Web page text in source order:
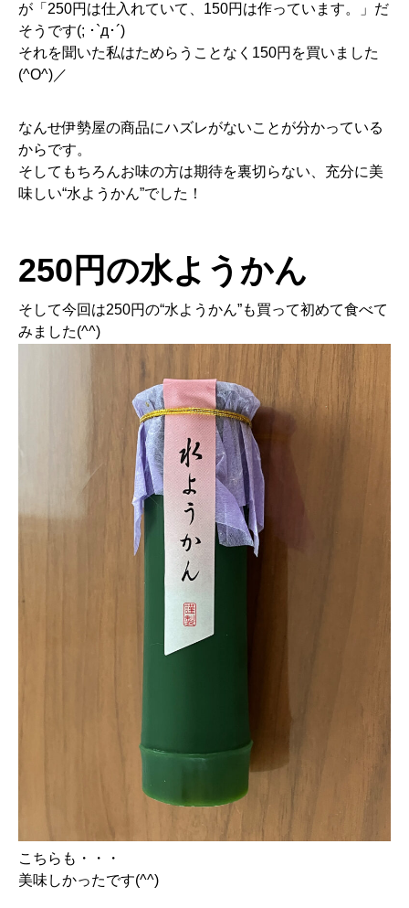
が「250円は仕入れていて、150円は作っています。」だ
そうです(; ･`д･´)
それを聞いた私はためらうことなく150円を買いました
(^O^)／
なんせ伊勢屋の商品にハズレがないことが分かっている
からです。
そしてもちろんお味の方は期待を裏切らない、充分に美
味しい“水ようかん”でした！
250円の水ようかん
そして今回は250円の“水ようかん”も買って初めて食べて
みました(^^)
こちらも・・・
美味しかったです(^^)